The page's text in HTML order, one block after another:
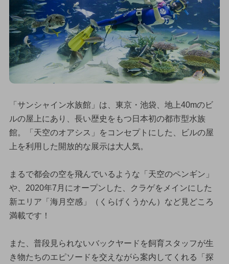
「サンシャイン水族館」は、東京・池袋、地上40mのビ
ルの屋上にあり、長い歴史をもつ日本初の都市型水族
館。「天空のオアシス」をコンセプトにした、ビルの屋
上を利用した開放的な展示は大人気。
まるで都会の空を飛んでいるような「天空のペンギン」
や、2020年7月にオープンした、クラゲをメインにした
新エリア「海月空感」（くらげくうかん）など見どころ
満載です！
また、普段見られないバックヤードを飼育スタッフが生
き物たちのエピソードを交えながら案内してくれる「探